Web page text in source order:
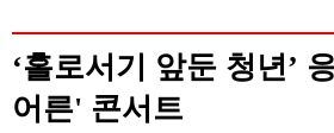
‘홀로서기 앞둔 청년’
어른' 콘서트